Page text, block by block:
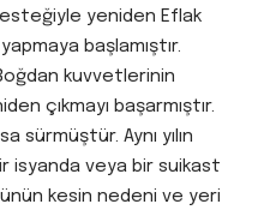
yeniden Eflak
başlamıştır.
kuvvetlerinin
çıkmayı başarmıştır.
sürmüştür. Aynı yılın
isyanda veya bir suikast
kesin nedeni ve yeri